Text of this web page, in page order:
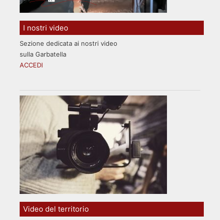
I nostri video
Sezione dedicata ai nostri video
sulla Garbatella
ACCEDI
Video del territorio